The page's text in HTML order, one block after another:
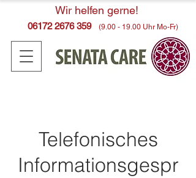
06172 2676 359 (9.00 - 19.00Uhr Mo-Fr)
Wir helfen gerne!
Telefonisches
Informationsgespr